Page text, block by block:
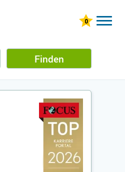
Finden